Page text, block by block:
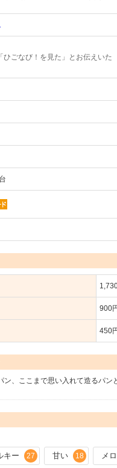
ごなび！を見た」とお伝えいた
900
450
、ここまで思い入れて造るパ
キー 27 甘い 18 メ